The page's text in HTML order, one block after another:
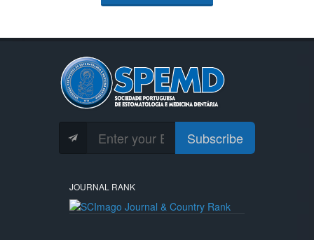
Subscribe
JOURNAL RANK